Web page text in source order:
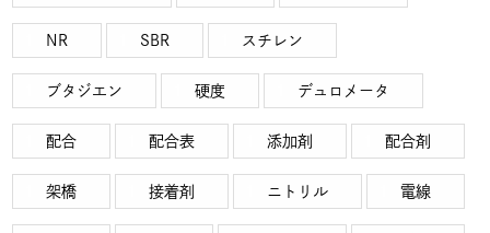
NR SBR スチレン
ブタジエン 硬度 デュロメータ
配合 配合表 添加剤 配合剤
架橋 接着剤 ニトリル 電線